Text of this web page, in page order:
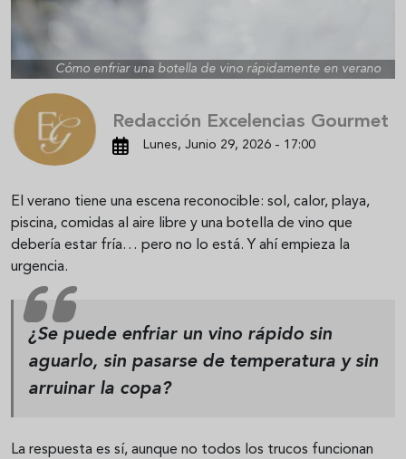
Cómo enfriar una botella de vino rápidamente en verano
Redacción Excelencias Gourmet
Lunes, Junio 29, 2026 - 17:00
El verano tiene una escena reconocible: sol, calor, playa,
piscina, comidas al aire libre y una botella de vino que
debería estar fría… pero no lo está. Y ahí empieza la
urgencia.
¿Se puede enfriar un vino rápido sin
aguarlo, sin pasarse de temperatura y sin
arruinar la copa?
La respuesta es sí, aunque no todos los trucos funcionan